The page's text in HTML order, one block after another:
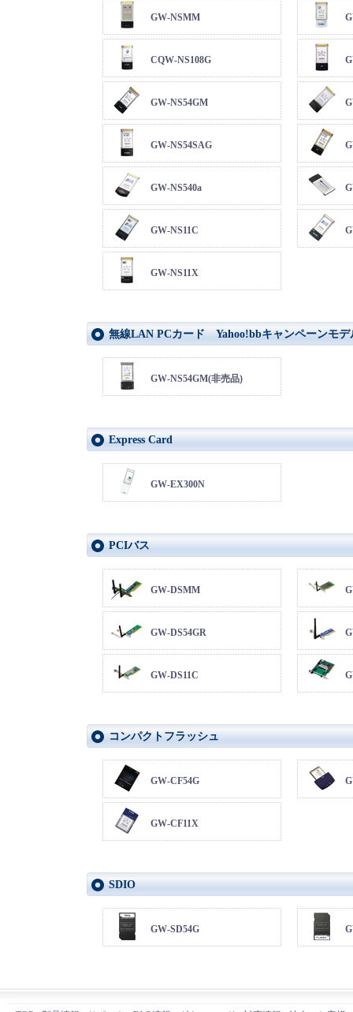
GW-NSMM
CQW-NS108G
GW-NS54GM
GW-NS54SAG
GW-NS540a
GW-NS11C
GW-NS11X
無線LAN PCカード Yahoo!bbキャンペーンモデ
GW-NS54GM(非売品)
Express Card
GW-EX300N
PCIバス
GW-DSMM
GW-DS54GR
GW-DS11C
コンパクトフラッシュ
GW-CF54G
GW-CF11X
SDIO
GW-SD54G